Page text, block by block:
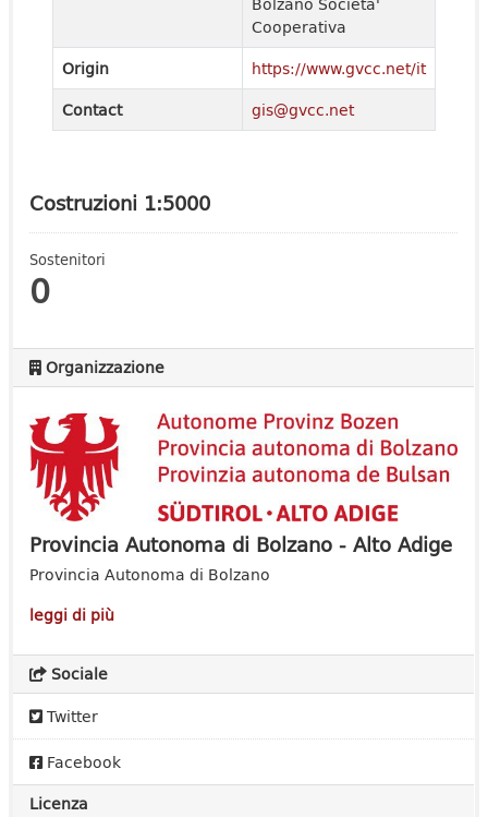
Costruzioni 1:5000
Sostenitori
0
Organizzazione
Provincia Autonoma di Bolzano - Alto Adige
Provincia Autonoma di Bolzano
leggi di più
Sociale
Twitter
Facebook
Licenza
Cooperativa
Origin
https://www.gvcc.net/it
Contact
gis@gvcc.net